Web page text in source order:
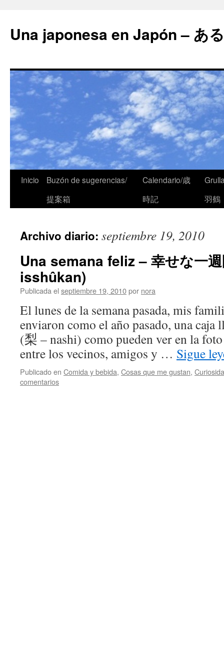
Una japonesa en Japón – あ
Inicio
Buzón de sugerencias/
提案箱
Calendario/歳
時記
羽鶴
Archivo diario: septiembre 19, 2010
Una semana feliz – 幸せな一
isshûkan)
Publicada el septiembre 19, 2010por nora
El lunes de la semana pasada, mis
enviaron como el año pasado, una caja
(梨 – nashi) como pueden ver en la
entre los vecinos, amigos y … Sigue
Publicado en Comida y bebida, Cosas que me gustan,
comentarios